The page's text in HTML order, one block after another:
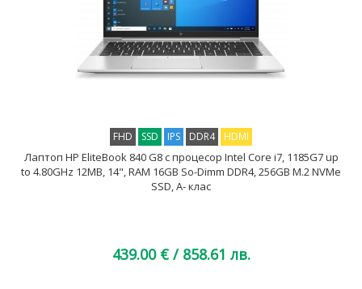
FHD SSD IPS DDR4 HDMI
Лаптоп HP EliteBook 840 G8 с процесор Intel Core i7, 1185G7 up
to 4.80GHz 12MB, 14", RAM 16GB So-Dimm DDR4, 256GB M.2 NVMe
SSD, A- клас
439.00 € / 858.61 лв.